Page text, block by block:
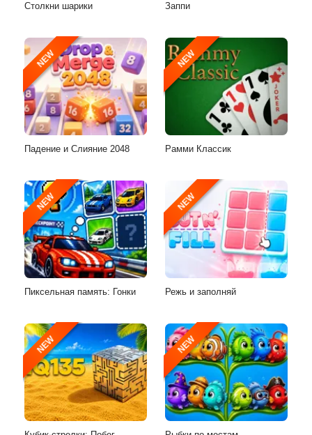
Столкни шарики Заппи
NEW
Падение и Слияние 2048
NEW
Рамми Классик
NEW
Пиксельная память: Гонки
NEW
Режь и заполняй
NEW NEW